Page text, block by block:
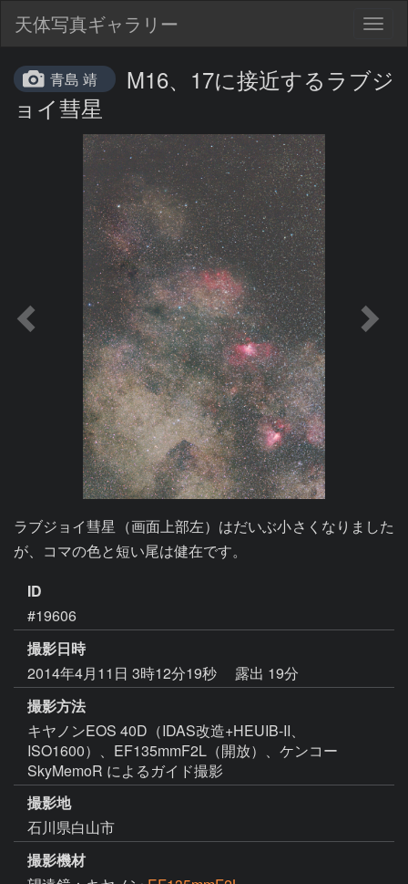
天体写真ギャラリー
青島 靖
M16、17に接近するラブジ
ョイ彗星
ラブジョイ彗星（画面上部左）はだいぶ小さくなりました
が、コマの色と短い尾は健在です。
ID
#19606
撮影日時
2014年4月11日 3時12分19秒
露出 19分
撮影方法
キヤノンEOS 40D（IDAS改造+HEUIB-II、
ISO1600）、EF135mmF2L（開放）、ケンコー
SkyMemoR によるガイド撮影
撮影地
石川県白山市
撮影機材